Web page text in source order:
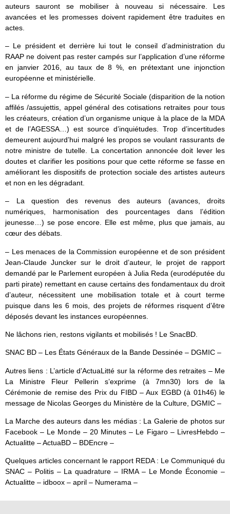
auteurs sauront se mobiliser à nouveau si nécessaire. Les
avancées et les promesses doivent rapidement être traduites en
actes.
– Le président et derrière lui tout le conseil d’administration du
RAAP ne doivent pas rester campés sur l’application d’une réforme
en janvier 2016, au taux de 8 %, en prétextant une injonction
européenne et ministérielle.
– La réforme du régime de Sécurité Sociale (disparition de la notion
affilés /assujettis, appel général des cotisations retraites pour tous
les créateurs, création d’un organisme unique à la place de la MDA
et de l’AGESSA…) est source d’inquiétudes. Trop d’incertitudes
demeurent aujourd’hui malgré les propos se voulant rassurants de
notre ministre de tutelle. La concertation annoncée doit lever les
doutes et clarifier les positions pour que cette réforme se fasse en
améliorant les dispositifs de protection sociale des artistes auteurs
et non en les dégradant.
– La question des revenus des auteurs (avances, droits
numériques, harmonisation des pourcentages dans l’édition
jeunesse…) se pose encore. Elle est même, plus que jamais, au
cœur des débats.
– Les menaces de la Commission européenne et de son président
Jean-Claude Juncker sur le droit d’auteur, le projet de rapport
demandé par le Parlement européen à Julia Reda (eurodéputée du
parti pirate) remettant en cause certains des fondamentaux du droit
d’auteur, nécessitent une mobilisation totale et à court terme
puisque dans les 6 mois, des projets de réformes risquent d’être
déposés devant les instances européennes.
Ne lâchons rien, restons vigilants et mobilisés ! Le SnacBD.
SNAC BD – Les États Généraux de la Bande Dessinée – DGMIC –
Autres liens : L’article d’ActuaLitté sur la réforme des retraites – Me
La Ministre Fleur Pellerin s’exprime (à 7mn30) lors de la
Cérémonie de remise des Prix du FIBD – Aux EGBD (à 01h46) le
message de Nicolas Georges du Ministère de la Culture, DGMIC –
La Marche des auteurs dans les médias : La Galerie de photos sur
Facebook – Le Monde – 20 Minutes – Le Figaro – LivresHebdo –
Actualitte – ActuaBD – BDEncre –
Quelques articles concernant le rapport REDA : Le Communiqué du
SNAC – Politis – La quadrature – IRMA – Le Monde Économie –
Actualitte – idboox – april – Numerama –